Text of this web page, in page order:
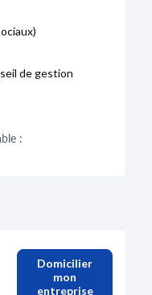
de gestion
:
Domicilier
mon
entreprise